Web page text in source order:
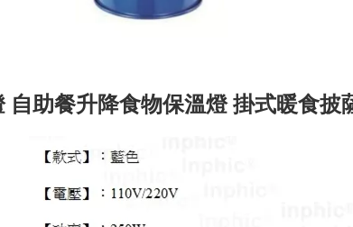
自助餐升降食物保溫燈 掛式暖食披